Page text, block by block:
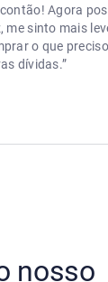
Agora
me sinto mais
o que
dívidas.”
nosso